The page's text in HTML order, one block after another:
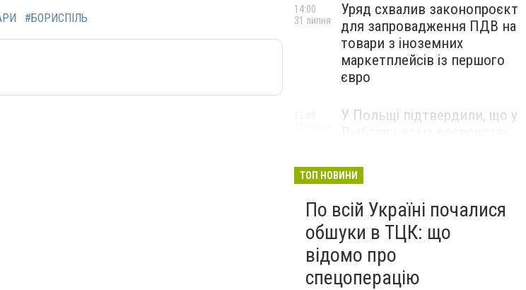
#БОРИСПІЛЬ
Уряд схвалив законопроєкт
для запровадження ПДВ на
товари з іноземних
маркетплейсів із першого
євро
14:00
31 липня
У Польщі підтвердили, що у
ТОП НОВИНИ
По всій Україні почалися
обшуки в ТЦК: що
відомо про
спецоперацію